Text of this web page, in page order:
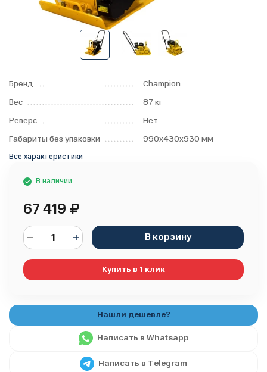
Бренд
Champion
Вес
87 кг
Реверс
Нет
Габариты без упаковки
990х430х930 мм
Все характеристики
В наличии
67 419 ₽
В корзину
Купить в 1 клик
Написать в Whatsapp
Написать в Telegram